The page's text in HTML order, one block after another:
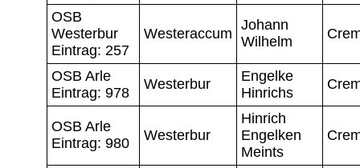
OSB
Westerbur
Eintrag: 257
Westeraccum
Johann
Wilhelm
OSB Arle
Eintrag: 978
Westerbur
Engelke
Hinrichs
OSB Arle
Eintrag: 980
Westerbur
Hinrich
Engelken
Meints